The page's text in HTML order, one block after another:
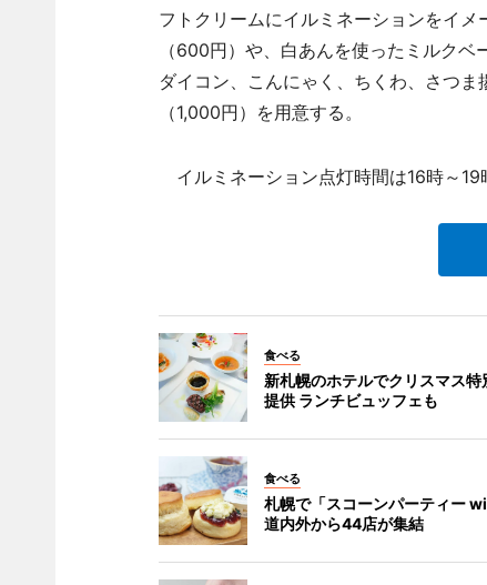
フトクリームにイルミネーションをイメ
（600円）や、白あんを使ったミルク
ダイコン、こんにゃく、ちくわ、さつ
（1,000円）を用意する。
イルミネーション点灯時間は16時～19
食べる
新札幌のホテルでクリスマス特
提供 ランチビュッフェも
食べる
札幌で「スコーンパーティー
道内外から44店が集結